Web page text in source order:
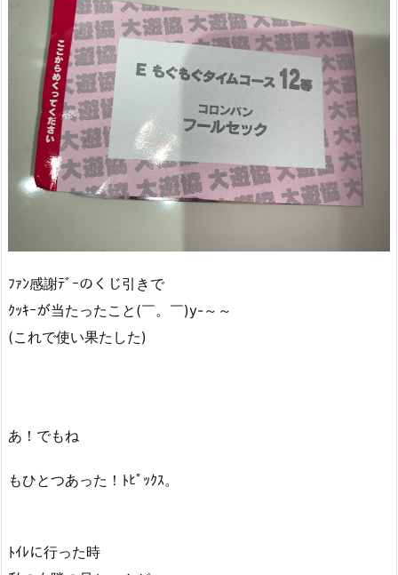
ﾌｧﾝ感謝ﾃﾞｰのくじ引きで
ｸｯｷｰが当たったこと(￣。￣)y-～～
(これで使い果たした)
あ！でもね
もひとつあった！ﾄﾋﾟｯｸｽ。
ﾄｲﾚに行った時